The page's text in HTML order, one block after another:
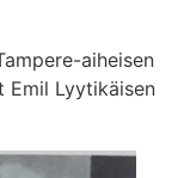
aiheisen
Lyytikäisen